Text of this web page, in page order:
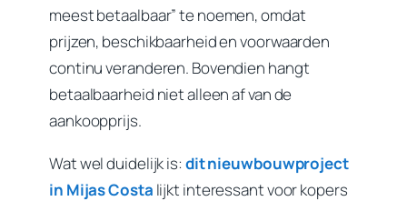
meest betaalbaar” te noemen, omdat
prijzen, beschikbaarheid en voorwaarden
continu veranderen. Bovendien hangt
betaalbaarheid niet alleen af van de
aankoopprijs.
Wat wel duidelijk is: dit nieuwbouwproject
in Mijas Costa lijkt interessant voor kopers